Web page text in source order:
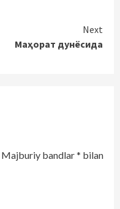
Next
Маҳорат дунёсида
Majburiy bandlar* bilan